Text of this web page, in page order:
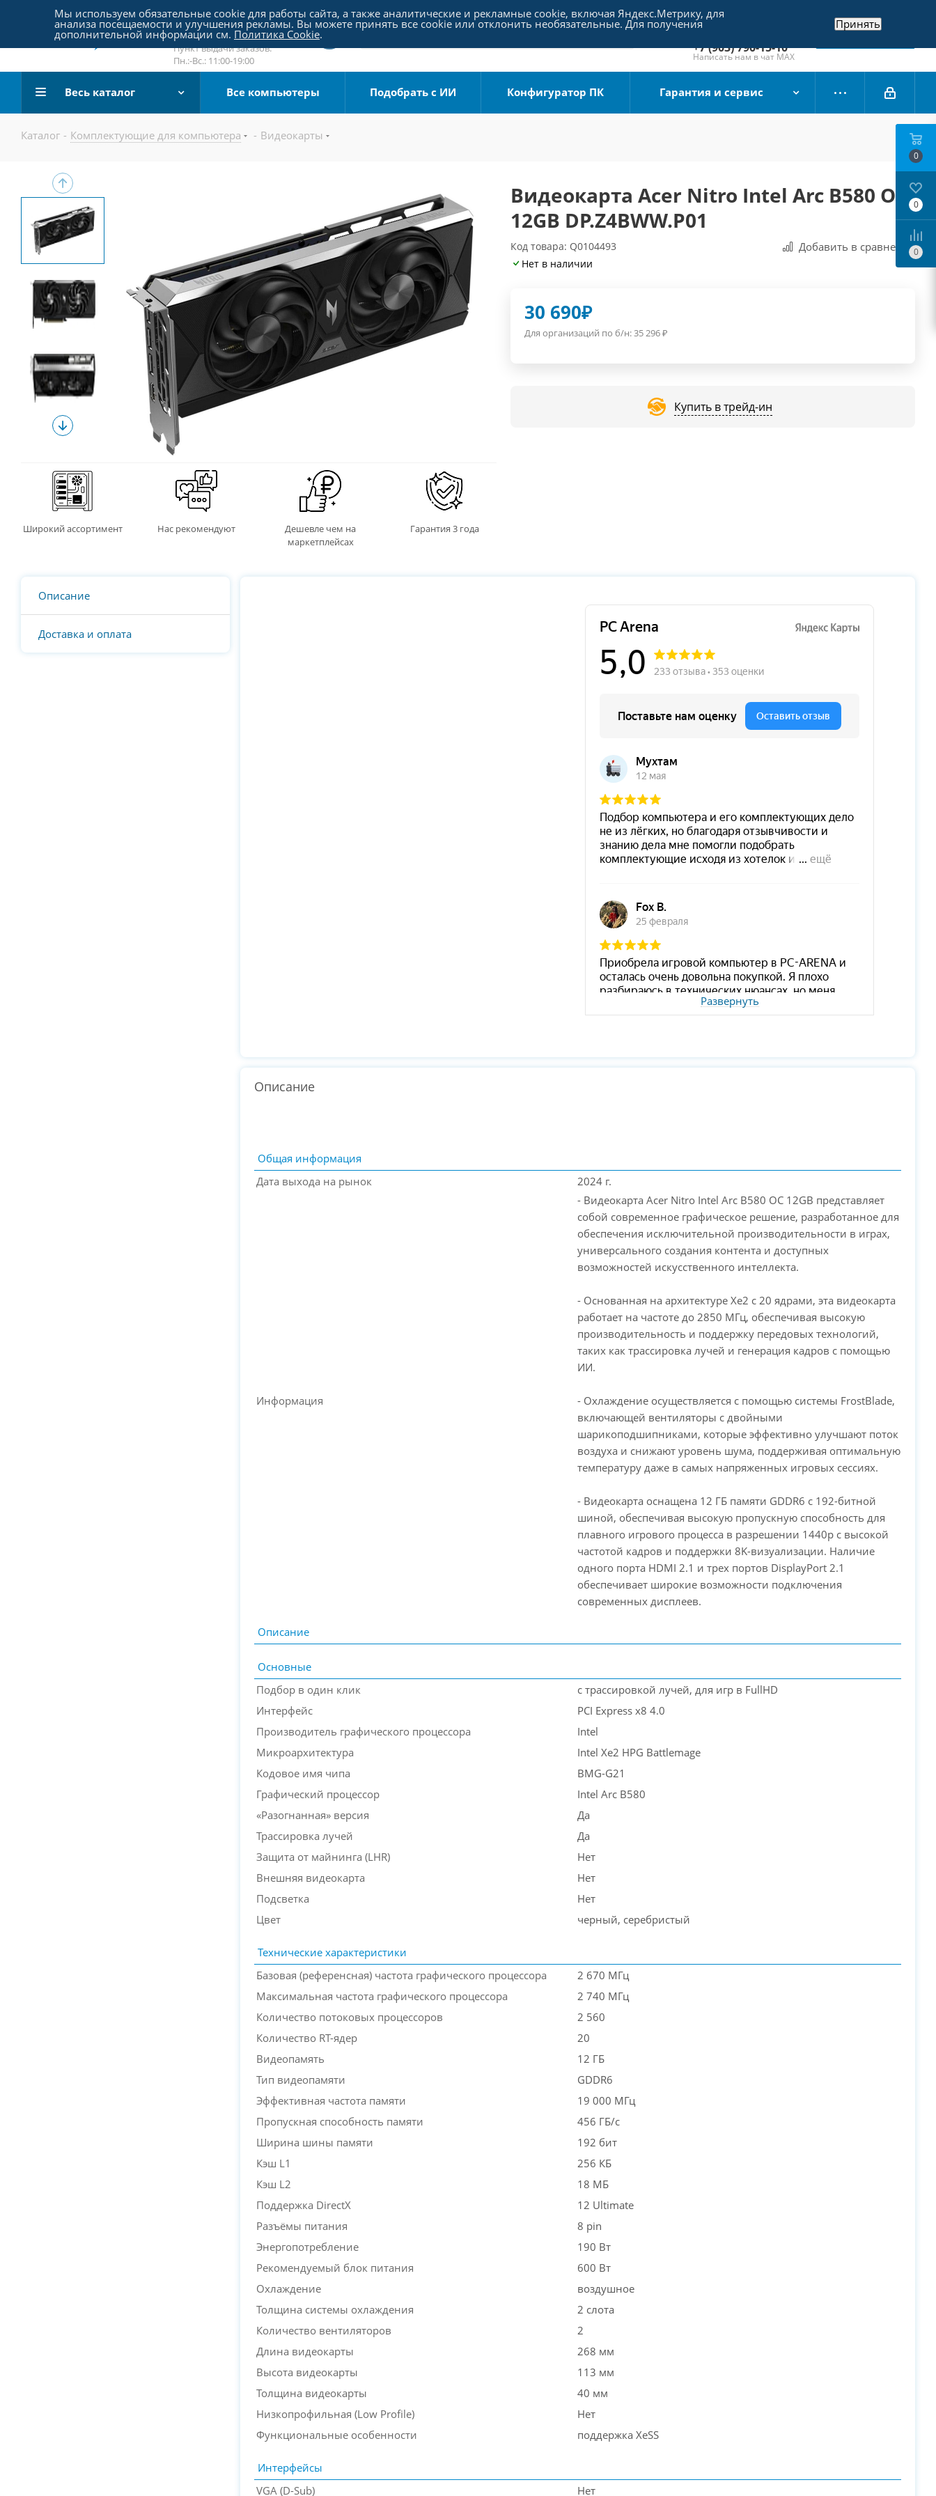
Пятницкое шоссе 18, пав. 267
email:sale@pc-arena.ru
Пн.:-Вс.: 10:00-20:00
Пункт выдачи заказов:
Пн.:-Вс.: 11:00-19:00
+7 (495) 790-15-10
Отдел продаж
+7 (903) 790-15-10
Написать нам в чат MAX
Заказать звонок
Весь каталог Все компьютеры Подобрать с ИИ Конфигуратор ПК Гарантия и сервис
Каталог - Комплектующие для компьютера - Видеокарты
Широкий ассортимент Нас рекомендуют
Дешевле чем на
маркетплейсах
Гарантия 3 года
Видеокарта Acer Nitro Intel Arc B580 OC
12GB DP.Z4BWW.P01
Код товара: Q0104493 Добавить в сравнения
Нет в наличии
30 690₽
Для организаций по б/н:35 296₽
Купить в трейд-ин
Описание
Доставка и оплата
Развернуть
Описание
Общая информация
Дата выхода на рынок
2024 г.
Информация
- Видеокарта Acer Nitro Intel Arc B580 OC 12GB представляет
собой современное графическое решение, разработанное для
обеспечения исключительной производительности в играх,
универсального создания контента и доступных
возможностей искусственного интеллекта.
- Основанная на архитектуре Xe2 с 20 ядрами, эта видеокарта
работает на частоте до 2850 МГц, обеспечивая высокую
производительность и поддержку передовых технологий,
таких как трассировка лучей и генерация кадров с помощью
ИИ.
- Охлаждение осуществляется с помощью системы FrostBlade,
включающей вентиляторы с двойными
шарикоподшипниками, которые эффективно улучшают поток
воздуха и снижают уровень шума, поддерживая оптимальную
температуру даже в самых напряженных игровых сессиях.
- Видеокарта оснащена 12 ГБ памяти GDDR6 с 192-битной
шиной, обеспечивая высокую пропускную способность для
плавного игрового процесса в разрешении 1440p с высокой
частотой кадров и поддержки 8K-визуализации. Наличие
одного порта HDMI 2.1 и трех портов DisplayPort 2.1
обеспечивает широкие возможности подключения
современных дисплеев.
Описание
Основные
Подбор в один клик
с трассировкой лучей, для игр в FullHD
Интерфейс
PCI Express x8 4.0
Производитель графического процессора
Intel
Микроархитектура
Intel Xe2 HPG Battlemage
Кодовое имя чипа
BMG-G21
Графический процессор
Intel Arc B580
«Разогнанная» версия
Да
Трассировка лучей
Да
Защита от майнинга (LHR)
Нет
Внешняя видеокарта
Нет
Подсветка
Нет
Цвет
черный, серебристый
Технические характеристики
Базовая (референсная) частота графического процессора
2 670 МГц
Максимальная частота графического процессора
2 740 МГц
Количество потоковых процессоров
2 560
Количество RT-ядер
20
Видеопамять
12 ГБ
Тип видеопамяти
GDDR6
Эффективная частота памяти
19 000 МГц
Пропускная способность памяти
456 ГБ/с
Ширина шины памяти
192 бит
Кэш L1
256 КБ
Кэш L2
18 МБ
Поддержка DirectX
12 Ultimate
Разъёмы питания
8 pin
Энергопотребление
190 Вт
Рекомендуемый блок питания
600 Вт
Охлаждение
воздушное
Толщина системы охлаждения
2 слота
Количество вентиляторов
2
Длина видеокарты
268 мм
Высота видеокарты
113 мм
Толщина видеокарты
40 мм
Низкопрофильная (Low Profile)
Нет
Функциональные особенности
поддержка XeSS
Интерфейсы
VGA (D-Sub)
Нет
0
0
0
Мы используем обязательные cookie для работы сайта, а также аналитические и рекламные cookie, включая Яндекс.Метрику, для
анализа посещаемости и улучшения рекламы. Вы можете принять все cookie или отклонить необязательные. Для получения
дополнительной информации см. Политика Cookie.
Принять